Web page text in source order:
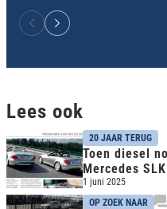
Lees ook
20 JAAR TERUG
Toen diesel
Mercedes
CDI Biturbo
1 juni 2025
OP ZOEK NAAR